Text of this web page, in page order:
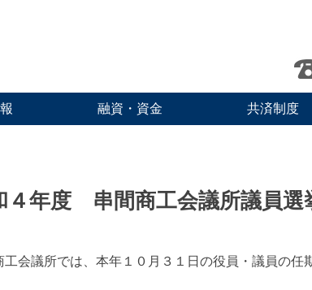
融資・資金 共済制度
４年度 串間商工会議所議員選
工会議所では、本年１０月３１日の役員・議員の